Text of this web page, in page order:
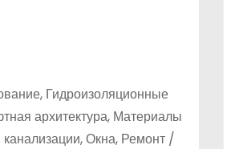
Гидроизоляционные
архитектура, Материалы
Окна, Ремонт /